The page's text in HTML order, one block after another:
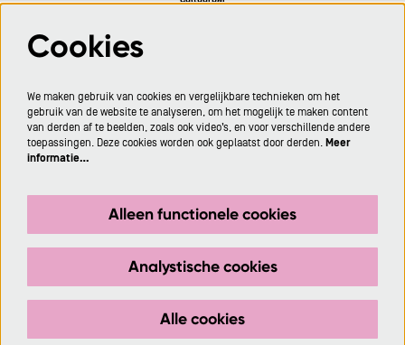
Aanmelden
Cookies
We maken gebruik van cookies en vergelijkbare technieken om het
gebruik van de website te analyseren, om het mogelijk te maken content
van derden af te beelden, zoals ook video’s, en voor verschillende andere
toepassingen. Deze cookies worden ook geplaatst door derden. Meer
informatie…
Alleen functionele cookies
Analystische cookies
Alle cookies